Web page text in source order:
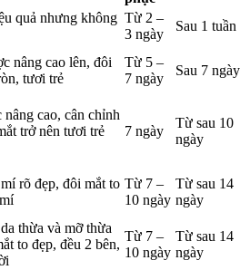
quả nhưng không Từ 2 –
3 ngày
Sau 1 tuần
nâng cao lên, đôi
tươi trẻ
Từ 5 –
7 ngày
Sau 7 ngày
cao, cân chỉnh
trở nên tươi trẻ
7 ngày
Từ sau 10
ngày
rõ đẹp, đôi mắt to Từ 7 –
10 ngày
Từ sau 14
ngày
thừa và mỡ thừa
to đẹp, đều 2 bên,
Từ 7 –
10 ngày
Từ sau 14
ngày